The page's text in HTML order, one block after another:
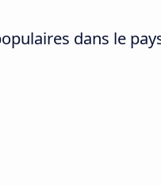
dans le